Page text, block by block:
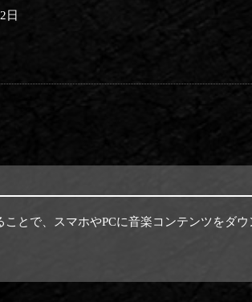
日
とで、スマホやPCに音楽コンテンツをダ